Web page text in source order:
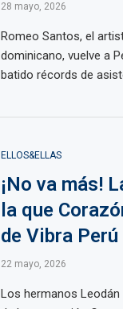
28 mayo, 2026
Romeo Santos, el
dominicano, vuelve a
batido récords de
ELLOS&ELLAS
¡No va más!
la que
de Vibra Perú
22 mayo, 2026
Los hermanos Leodán